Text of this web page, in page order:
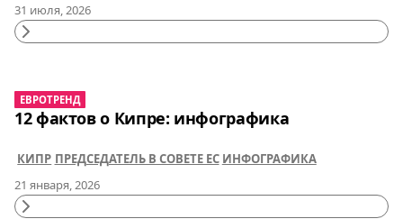
31 июля, 2026
Continue
ЕВРОТРЕНД
12 фактов о Кипре: инфографика
КИПР ПРЕДСЕДАТЕЛЬ В СОВЕТЕ ЕС ИНФОГРАФИКА
21 января, 2026
Continue